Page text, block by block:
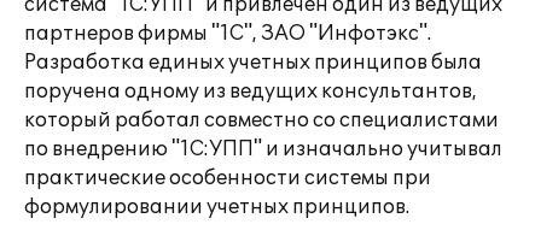
система "1С:УПП" и привлечен один из ведущих
партнеров фирмы "1С", ЗАО "Инфотэкс".
Разработка единых учетных принципов была
поручена одному из ведущих консультантов,
который работал совместно со специалистами
по внедрению "1С:УПП" и изначально учитывал
практические особенности системы при
формулировании учетных принципов.